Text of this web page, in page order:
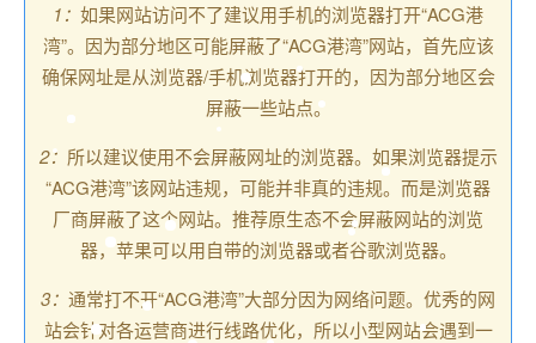
1： 如果网站访问不了建议用手机的浏览器打开“ACG港
湾”。因为部分地区可能屏蔽了“ACG港湾”网站，首先应该
确保网址是从浏览器/手机浏览器打开的，因为部分地区会
屏蔽一些站点。
2： 所以建议使用不会屏蔽网址的浏览器。如果浏览器提示
“ACG港湾”该网站违规，可能并非真的违规。而是浏览器
厂商屏蔽了这个网站。推荐原生态不会屏蔽网站的浏览
器，苹果可以用自带的浏览器或者谷歌浏览器。
3： 通常打不开“ACG港湾”大部分因为网络问题。优秀的网
站会针对各运营商进行线路优化，所以小型网站会遇到一